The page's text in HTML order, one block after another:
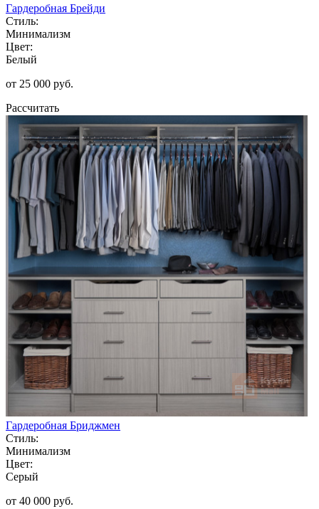
Гардеробная Брейди
Стиль:
Минимализм
Цвет:
Белый
от 25 000 руб.
Рассчитать
Гардеробная Бриджмен
Стиль:
Минимализм
Цвет:
Серый
от 40 000 руб.